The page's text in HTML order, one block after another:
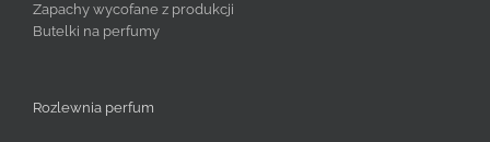
Zapachy wycofane z produkcji
Butelki na perfumy
Rozlewnia perfum